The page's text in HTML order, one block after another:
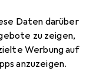
Daten darüber
zu zeigen,
Werbung auf
anzuzeigen.